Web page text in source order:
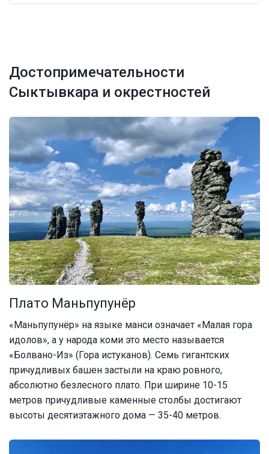
Достопримечательности
Сыктывкара и окрестностей
Плато Маньпупунёр
«Маньпупунёр» на языке манси означает «Малая гора
идолов», а у народа коми это место называется
«Болвано-Из» (Гора истуканов). Семь гигантских
причудливых башен застыли на краю ровного,
абсолютно безлесного плато. При ширине 10-15
метров причудливые каменные столбы достигают
высоты десятиэтажного дома — 35-40 метров.